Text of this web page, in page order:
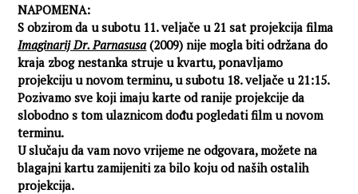
NAPOMENA:
S obzirom da u subotu 11. veljače u 21 sat projekcija filma
Imaginarij Dr. Parnasusa (2009) nije mogla biti održana do
kraja zbog nestanka struje u kvartu, ponavljamo
projekciju u novom terminu, u subotu 18. veljače u 21:15.
Pozivamo sve koji imaju karte od ranije projekcije da
slobodno s tom ulaznicom dođu pogledati film u novom
terminu.
U slučaju da vam novo vrijeme ne odgovara, možete na
blagajni kartu zamijeniti za bilo koju od naših ostalih
projekcija.